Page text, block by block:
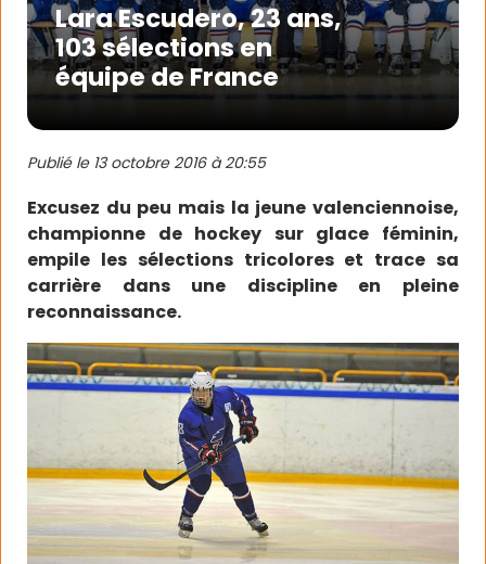
Lara Escudero, 23 ans,
103 sélections en
équipe de France
Publié le 13 octobre 2016 à 20:55
Excusez du peu mais la jeune valenciennoise,
championne de hockey sur glace féminin,
empile les sélections tricolores et trace sa
carrière dans une discipline en pleine
reconnaissance.